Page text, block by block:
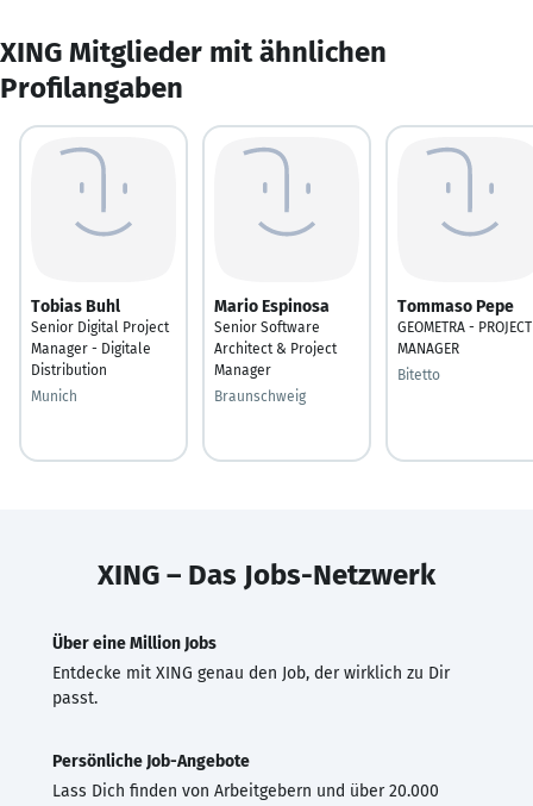
XING Mitglieder mit ähnlichen
Profilangaben
Tobias Buhl
Senior Digital Project
Manager - Digitale
Distribution
Munich
Mario Espinosa
Senior Software
Architect & Project
Manager
Braunschweig
Tommaso Pepe
GEOMETRA - PROJECT
MANAGER
Bitetto
XING – Das Jobs-Netzwerk
Über eine Million Jobs
Entdecke mit XING genau den Job, der wirklich zu Dir
passt.
Persönliche Job-Angebote
Lass Dich finden von Arbeitgebern und über 20.000